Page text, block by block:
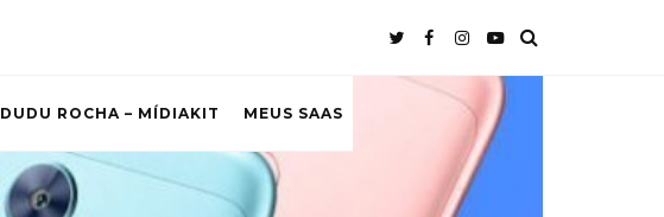
DUDU ROCHA – MÍDIAKIT MEUS SAAS